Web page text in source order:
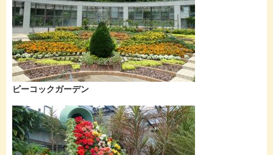
ピーコックガーデン